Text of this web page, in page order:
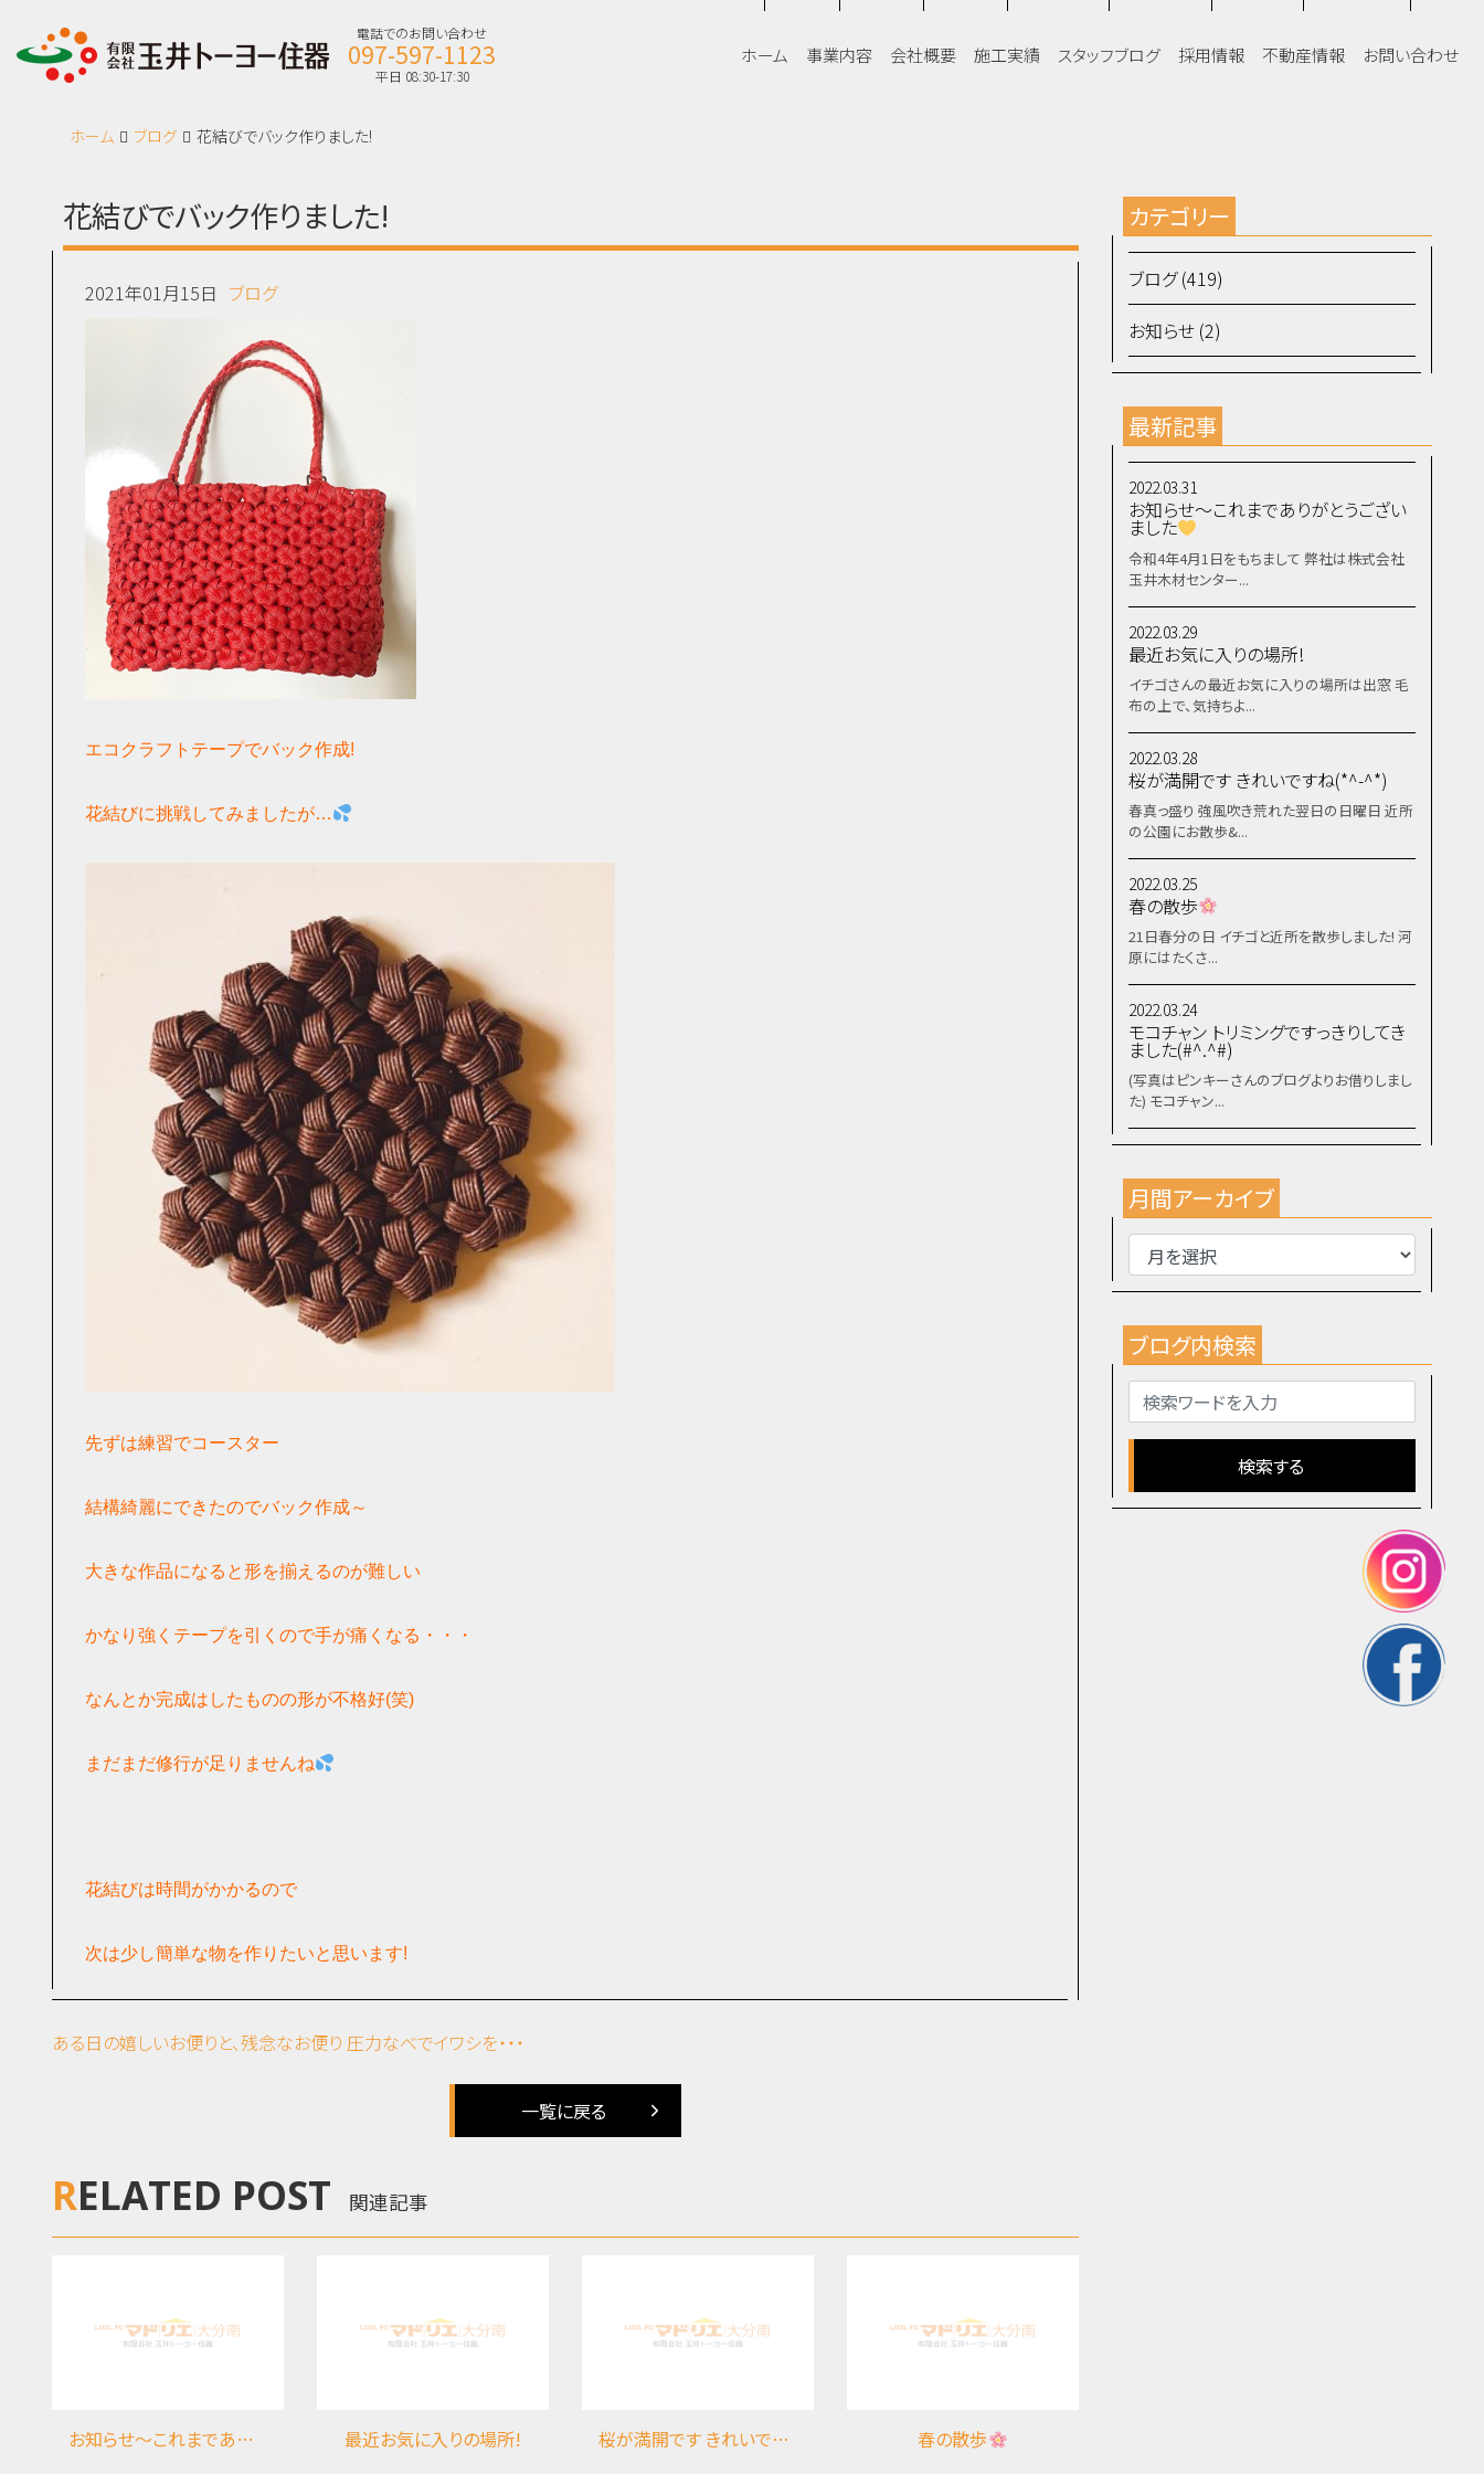
電話でのお問い合わせ
097-597-1123
平日 08:30-17:30
ホーム 事業内容 会社概要 施工実績 スタッフブログ 採用情報 不動産情報 お問い合わせ
ホーム ブログ 花結びでバック作りました!
花結びでバック作りました!
2021年01月15日 ブログ
エコクラフトテープでバック作成!
花結びに挑戦してみましたが…
先ずは練習でコースター
結構綺麗にできたのでバック作成～
大きな作品になると形を揃えるのが難しい
かなり強くテープを引くので手が痛くなる・・・
なんとか完成はしたものの形が不格好(笑)
まだまだ修行が足りませんね
花結びは時間がかかるので
次は少し簡単な物を作りたいと思います!
ある日の嬉しいお便りと、残念なお便り 圧力なべでイワシを・・・
一覧に戻る
RELATED POST 関連記事
お知らせ～これまでありがとうございました 最近お気に入りの場所! 桜が満開です きれいですね(*^-^*) 春の散歩
カテゴリー
ブログ (419)
お知らせ (2)
最新記事
2022.03.31
お知らせ～これまでありがとうござい
ました
令和4年4月1日をもちまして 弊社は株式会社
玉井木材センター...
2022.03.29
最近お気に入りの場所!
イチゴさんの最近お気に入りの場所は出窓 毛
布の上で、気持ちよ...
2022.03.28
桜が満開です きれいですね(*^-^*)
春真っ盛り 強風吹き荒れた翌日の日曜日 近所
の公園にお散歩&...
2022.03.25
春の散歩
21日春分の日 イチゴと近所を散歩しました! 河
原にはたくさ...
2022.03.24
モコチャン トリミングですっきりしてき
ました(#^.^#)
(写真はピンキーさんのブログよりお借りしまし
た) モコチャン...
月間アーカイブ
ブログ内検索